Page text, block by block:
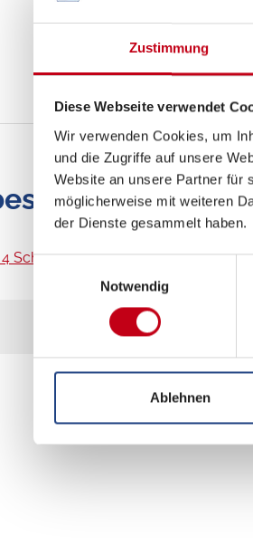
Zustimmung
Diese Webseite verwendet
Wir verwenden Cookies, um
und die Zugriffe auf unsere
Website an unsere Partner für
möglicherweise mit weiteren
der Dienste gesammelt haben.
Einwilligungsauswahl
Notwendig
Ablehnen
Schlafplätze